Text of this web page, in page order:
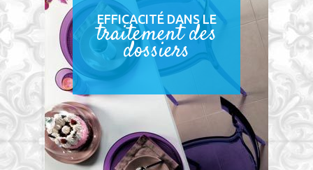
EFFICACITÉ DANS LE
traitement des
dossiers